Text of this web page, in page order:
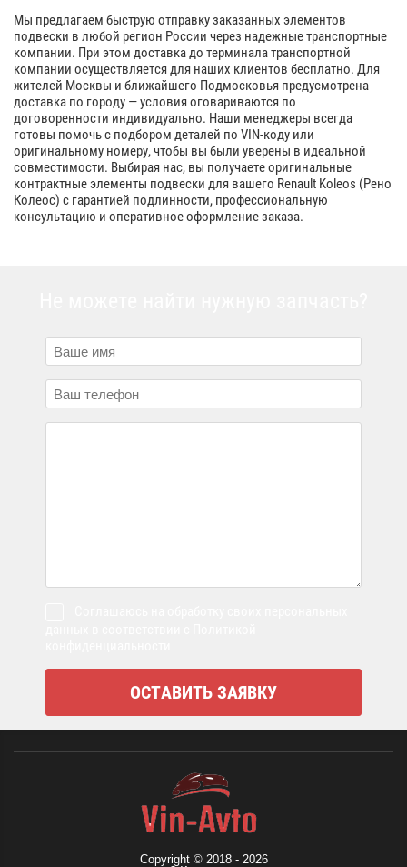
Мы предлагаем быструю отправку заказанных элементов
подвески в любой регион России через надежные транспортные
компании. При этом доставка до терминала транспортной
компании осуществляется для наших клиентов бесплатно. Для
жителей Москвы и ближайшего Подмосковья предусмотрена
доставка по городу — условия оговариваются по
договоренности индивидуально. Наши менеджеры всегда
готовы помочь с подбором деталей по VIN-коду или
оригинальному номеру, чтобы вы были уверены в идеальной
совместимости. Выбирая нас, вы получаете оригинальные
контрактные элементы подвески для вашего Renault Koleos (Рено
Колеос) с гарантией подлинности, профессиональную
консультацию и оперативное оформление заказа.
Copyright © 2018 - 2026